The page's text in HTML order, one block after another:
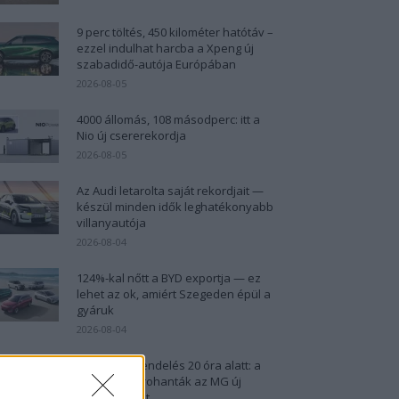
9 perc töltés, 450 kilométer hatótáv –
ezzel indulhat harcba a Xpeng új
szabadidő-autója Európában
2026-08-05
4000 állomás, 108 másodperc: itt a
Nio új csererekordja
2026-08-05
Az Audi letarolta saját rekordjait —
készül minden idők leghatékonyabb
villanyautója
2026-08-04
124%-kal nőtt a BYD exportja — ez
lehet az ok, amiért Szegeden épül a
gyáruk
2026-08-04
21 ezer előrendelés 20 óra alatt: a
kínaiak megrohanták az MG új